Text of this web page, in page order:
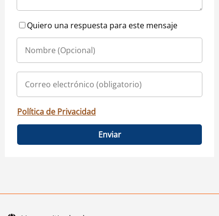
Quiero una respuesta para este mensaje
Política de Privacidad
Enviar